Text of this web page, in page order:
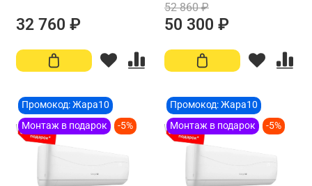
32 760 ₽
52 860 ₽
50 300 ₽
Промокод: Жара10
Монтаж в подарок
-5%
Промокод: Жара10
Монтаж в подарок
-5%